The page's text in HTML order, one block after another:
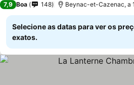
7,9 Boa 148 Beynac-et-Cazenac, a
Selecione as datas para ver os
exatos.